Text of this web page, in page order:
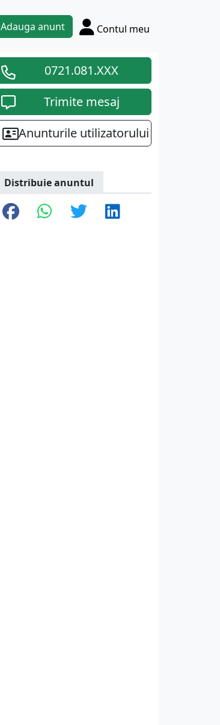
Adauga anunt Contul meu
0721.081.XXX
Trimite mesaj
Anunturile utilizatorului
Distribuie anuntul